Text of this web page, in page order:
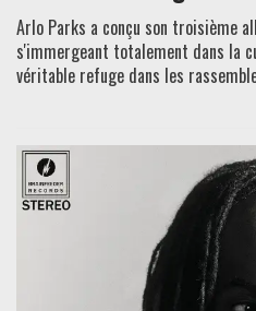
Arlo Parks a conçu son troisième
s'immergeant totalement dans la
véritable refuge dans les